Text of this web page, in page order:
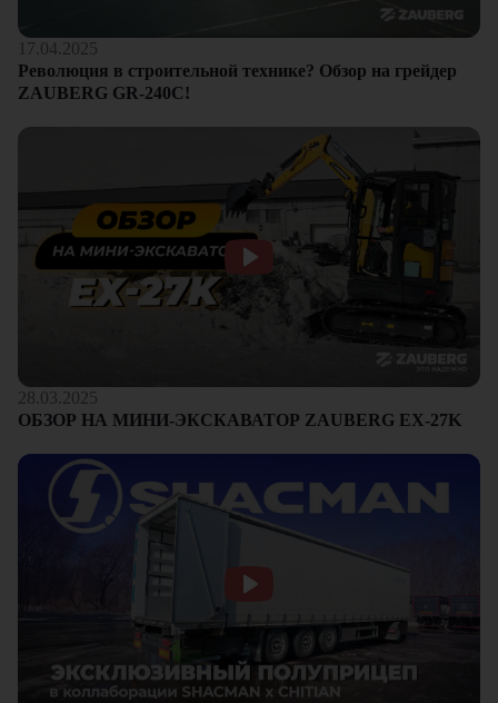
17.04.2025
Революция в строительной технике? Обзор на грейдер
ZAUBERG GR-240C!
28.03.2025
ОБЗОР НА МИНИ-ЭКСКАВАТОР ZAUBERG EX-27K